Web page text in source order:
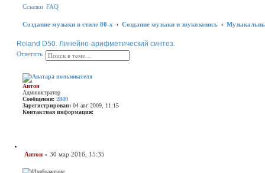
Ссылки FAQ
Создание музыки в стиле 80-х Создание музыки и звукозапись
Roland D50. Линейно-арифметический синтез.
О
Ответить П
о
с
Р
а
ш
и
е
н
н
Антон
Администратор
Сообщения: 2840
Зарегистрирован: 04 авг 2009, 11:15
Контактная информация:
к
н
Ц
и
ао
Антон » 30 мар 2016, 15:35